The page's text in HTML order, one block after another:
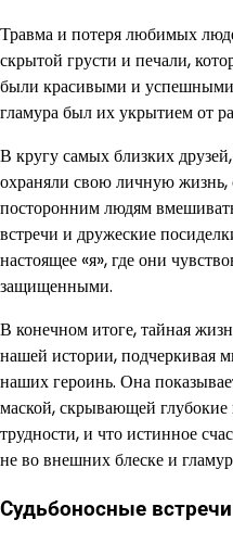
Травма и потеря любимых
скрытой грусти и печали,
были красивыми и
гламура был их укрытием от
В кругу самых близких
охраняли свою личную жизнь,
посторонним людям
встречи и дружеские
настоящее «я», где они
защищенными.
В конечном итоге, тайная
нашей истории, подчеркивая
наших героинь. Она
маской, скрывающей
трудности, и что истинное
не во внешних блеске и
Судьбоносные